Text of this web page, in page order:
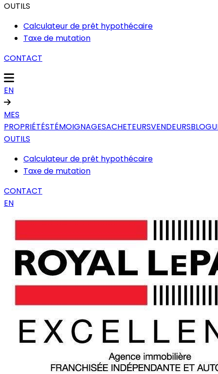
OUTILS
Calculateur de prêt hypothécaire
Taxe de mutation
CONTACT
EN
MES
PROPRIÉTÉSTÉMOIGNAGESACHETEURSVENDEURS
OUTILS
Calculateur de prêt hypothécaire
Taxe de mutation
CONTACT
EN